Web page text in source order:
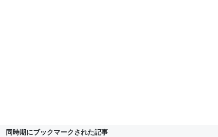
同時期にブックマークされた記事